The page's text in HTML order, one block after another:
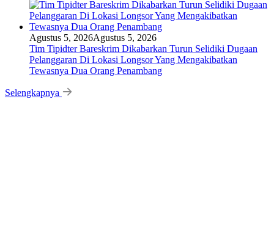
Agustus 5, 2026Agustus 5, 2026
Tim Tipidter Bareskrim Dikabarkan Turun Selidiki Dugaan
Pelanggaran Di Lokasi Longsor Yang Mengakibatkan
Tewasnya Dua Orang Penambang
Selengkapnya